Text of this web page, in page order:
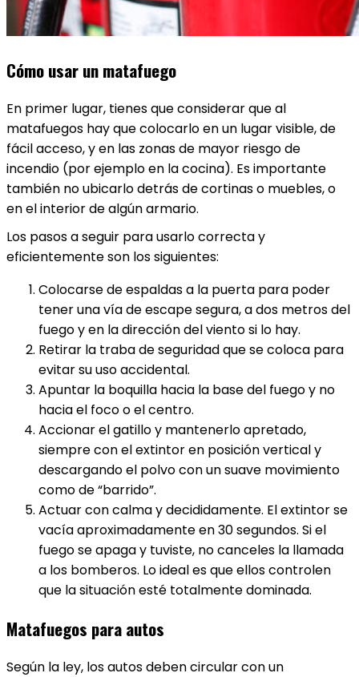
Cómo usar un matafuego
En primer lugar, tienes que considerar que al
matafuegos hay que colocarlo en un lugar visible, de
fácil acceso, y en las zonas de mayor riesgo de
incendio (por ejemplo en la cocina). Es importante
también no ubicarlo detrás de cortinas o muebles, o
en el interior de algún armario.
Los pasos a seguir para usarlo correcta y
eficientemente son los siguientes:
Colocarse de espaldas a la puerta para poder
tener una vía de escape segura, a dos metros del
fuego y en la dirección del viento si lo hay.
Retirar la traba de seguridad que se coloca para
evitar su uso accidental.
Apuntar la boquilla hacia la base del fuego y no
hacia el foco o el centro.
Accionar el gatillo y mantenerlo apretado,
siempre con el extintor en posición vertical y
descargando el polvo con un suave movimiento
como de “barrido”.
Actuar con calma y decididamente. El extintor se
vacía aproximadamente en 30 segundos. Si el
fuego se apaga y tuviste, no canceles la llamada
a los bomberos. Lo ideal es que ellos controlen
que la situación esté totalmente dominada.
Matafuegos para autos
Según la ley, los autos deben circular con un